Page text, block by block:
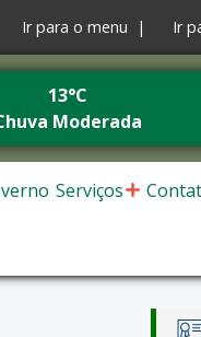
Ir para o menu | Ir
13°C
Moderada
Serviços